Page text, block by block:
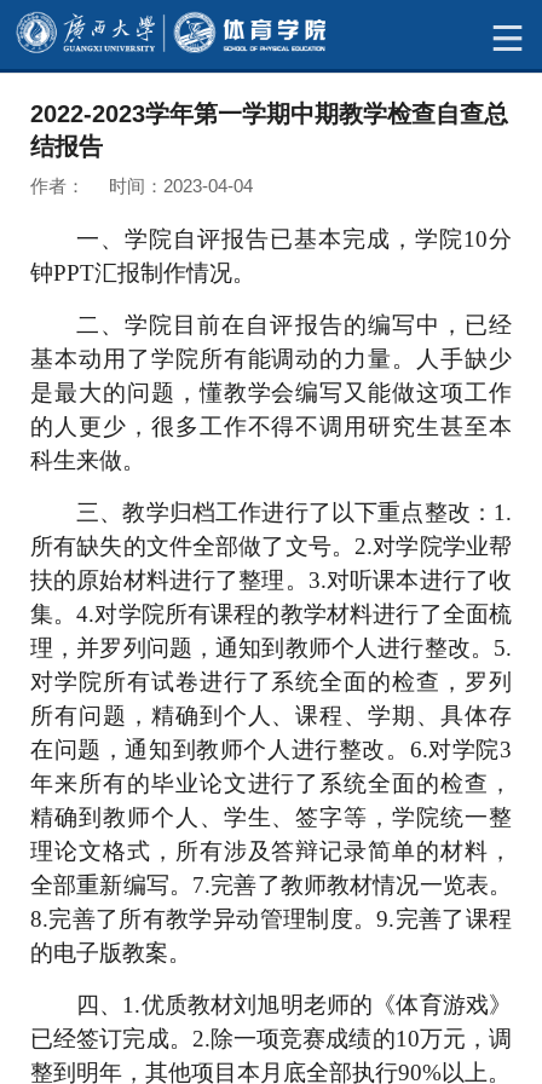
2022-2023学年第一学期中期教学检查自查总
结报告
作者： 时间：2023-04-04
一、学院自评报告已基本完成，学院10分
钟PPT汇报制作情况。
二、学院目前在自评报告的编写中，已经
基本动用了学院所有能调动的力量。人手缺少
是最大的问题，懂教学会编写又能做这项工作
的人更少，很多工作不得不调用研究生甚至本
科生来做。
三、教学归档工作进行了以下重点整改： 1.
所有缺失的文件全部做了文号。2.对学院学业帮
扶的原始材料进行了整理。3.对听课本进行了收
集。4.对学院所有课程的教学材料进行了全面梳
理，并罗列问题，通知到教师个人进行整改。5.
对学院所有试卷进行了系统全面的检查，罗列
所有问题，精确到个人、课程、学期、具体存
在问题，通知到教师个人进行整改。6.对学院3
年来所有的毕业论文进行了系统全面的检查，
精确到教师个人、学生、签字等，学院统一整
理论文格式，所有涉及答辩记录简单的材料，
全部重新编写。7.完善了教师教材情况一览表。
8.完善了所有教学异动管理制度。9.完善了课程
的电子版教案。
四、 1.优质教材刘旭明老师的《体育游戏》
已经签订完成。2.除一项竞赛成绩的10万元，调
整到明年，其他项目本月底全部执行90%以上。